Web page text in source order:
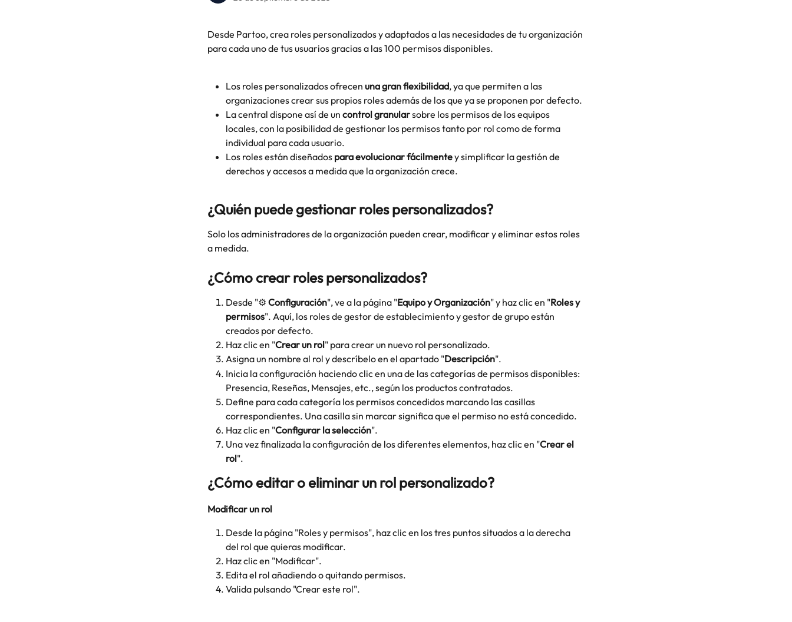
Desde Partoo, crea roles personalizados y adaptados a las necesidades de tu organización
para cada uno de tus usuarios gracias a las 100 permisos disponibles.
Los roles personalizados ofrecen una gran flexibilidad, ya que permiten a las
organizaciones crear sus propios roles además de los que ya se proponen por defecto.
La central dispone así de un control granular sobre los permisos de los equipos
locales, con la posibilidad de gestionar los permisos tanto por rol como de forma
individual para cada usuario.
Los roles están diseñados para evolucionar fácilmente y simplificar la gestión de
derechos y accesos a medida que la organización crece.
¿Quién puede gestionar roles personalizados?
Solo los administradores de la organización pueden crear, modificar y eliminar estos roles
a medida.
¿Cómo crear roles personalizados?
Desde "⚙️ Configuración", ve a la página "Equipo y Organización" y haz clic en "Roles y
permisos". Aquí, los roles de gestor de establecimiento y gestor de grupo están
creados por defecto.
Haz clic en "Crear un rol" para crear un nuevo rol personalizado.
Asigna un nombre al rol y descríbelo en el apartado "Descripción".
Inicia la configuración haciendo clic en una de las categorías de permisos disponibles:
Presencia, Reseñas, Mensajes, etc., según los productos contratados.
Define para cada categoría los permisos concedidos marcando las casillas
correspondientes. Una casilla sin marcar significa que el permiso no está concedido.
Haz clic en "Configurar la selección".
Una vez finalizada la configuración de los diferentes elementos, haz clic en "Crear el
rol".
¿Cómo editar o eliminar un rol personalizado?
Modificar un rol
Desde la página "Roles y permisos", haz clic en los tres puntos situados a la derecha
del rol que quieras modificar.
Haz clic en "Modificar".
Edita el rol añadiendo o quitando permisos.
Valida pulsando "Crear este rol".